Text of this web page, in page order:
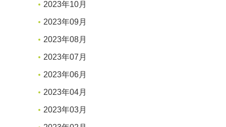
2023年10月
2023年09月
2023年08月
2023年07月
2023年06月
2023年04月
2023年03月